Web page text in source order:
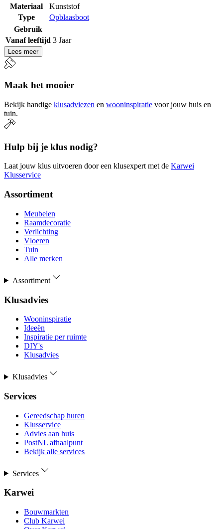
Materiaal
Kunststof
Type
Opblaasboot
Gebruik
Vanaf leeftijd 3 Jaar
Lees meer
Maak het mooier
Bekijk handige klusadviezen en wooninspiratie voor jouw huis en
tuin.
Hulp bij je klus nodig?
Laat jouw klus uitvoeren door een klusexpert met de Karwei
Klusservice
Assortiment
Meubelen
Raamdecoratie
Verlichting
Vloeren
Tuin
Alle merken
Assortiment
Klusadvies
Wooninspiratie
Ideeën
Inspiratie per ruimte
DIY's
Klusadvies
Klusadvies
Services
Gereedschap huren
Klusservice
Advies aan huis
PostNL afhaalpunt
Bekijk alle services
Services
Karwei
Bouwmarkten
Club Karwei